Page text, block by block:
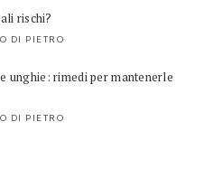
rischi?
DI PIETRO
unghie: rimedi per mantenerle
DI PIETRO